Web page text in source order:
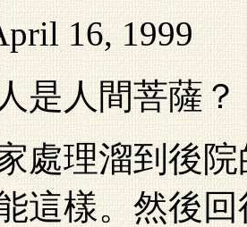
16, 1999
是人間菩薩？
處理溜到後
這樣。然後